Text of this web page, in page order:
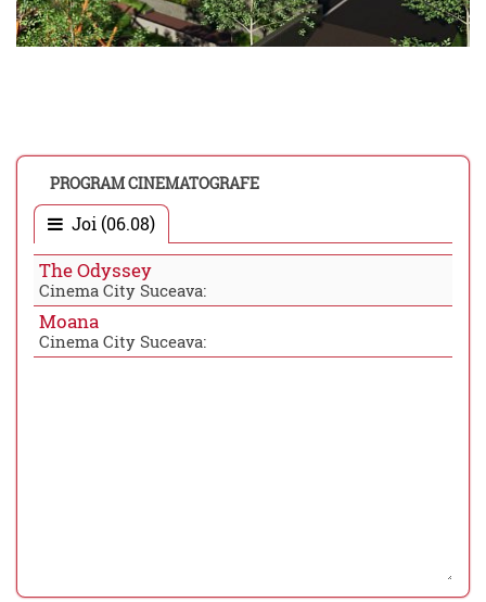
PROGRAM CINEMATOGRAFE
Joi (06.08)
The Odyssey
Cinema City Suceava:
Moana
Cinema City Suceava: